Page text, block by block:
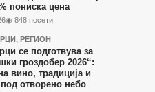
пониска цена
◉ 848 посети
, РЕГИОН
се подготвува за
гроздобер 2026“:
вино, традиција и
под отворено небо